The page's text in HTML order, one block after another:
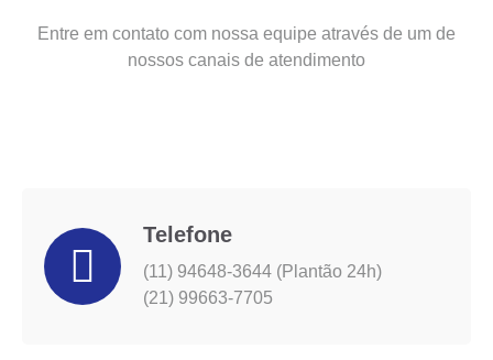
Entre em contato com nossa equipe através de um de
nossos canais de atendimento
Telefone
(11) 94648-3644 (Plantão 24h)
(21) 99663-7705